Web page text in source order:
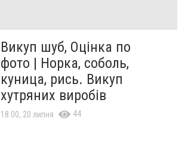
Викуп шуб, Оцінка по
фото | Норка, соболь,
куница, рись. Викуп
хутряних виробів
18:00, 20 липня 44